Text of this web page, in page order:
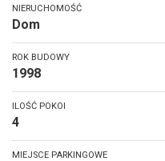
NIERUCHOMOŚĆ
Dom
ROK BUDOWY
1998
ILOŚĆ POKOI
4
MIEJSCE PARKINGOWE